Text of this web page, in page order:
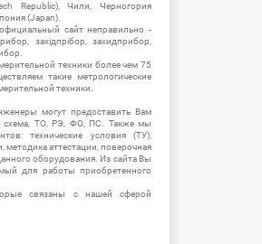
Republic), Чили, Черногория
(Japan).
сайт неправильно -
західпрібор, захидприбор,
техники более чем 75
такие метрологические
техники.
могут предоставить Вам
схема, ТО, РЭ, ФО, ПС. Также мы
технические условия (ТУ),
методика аттестации, поверочная
оборудования. Из сайта Вы
для работы приобретенного
связаны с нашей сферой